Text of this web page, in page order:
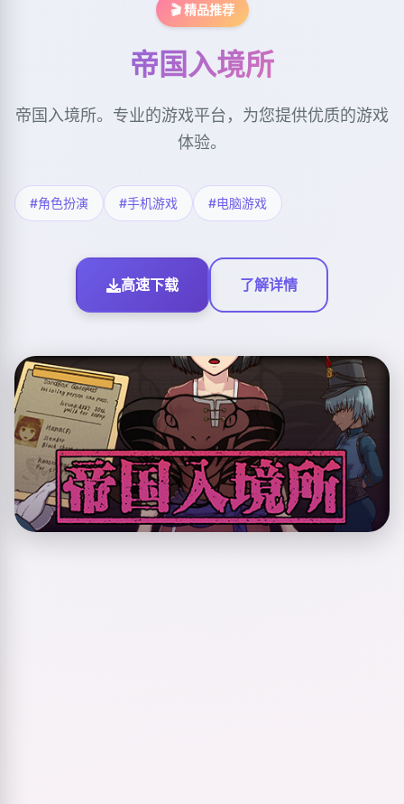
🎬 精品推荐
帝国入境所
帝国入境所。专业的游戏平台，为您提供优质的游戏
体验。
#角色扮演 #手机游戏 #电脑游戏
高速下载 了解详情